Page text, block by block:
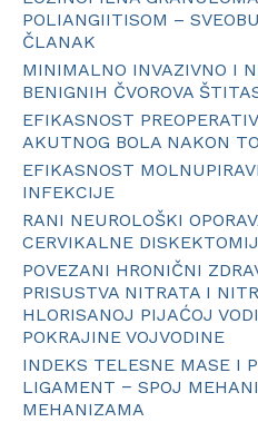
POLIANGIITISOM –
ČLANAK
MINIMALNO INVAZIVNO I
BENIGNIH ČVOROVA
EFIKASNOST
AKUTNOG BOLA NAKON
EFIKASNOST
INFEKCIJE
RANI NEUROLOŠKI
CERVIKALNE
POVEZANI HRONIČNI
PRISUSTVA NITRATA I
HLORISANOJ PIJAĆOJ
POKRAJINE VOJVODINE
INDEKS TELESNE MASE I
LIGAMENT − SPOJ
MEHANIZAMA